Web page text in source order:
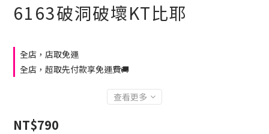
6163破洞破壞KT比耶
全店，店取免運
全店，超取先付款享免運費🚚
查看更多
NT$790